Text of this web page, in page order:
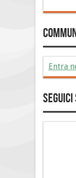
Entra
Seguici